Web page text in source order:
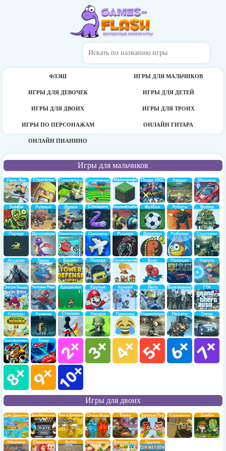
ФЛЭШ ИГРЫ ДЛЯ МАЛЬЧИКОВ
ИГРЫ ДЛЯ ДЕВОЧЕК ИГРЫ ДЛЯ ДЕТЕЙ
ИГРЫ ДЛЯ ДВОИХ ИГРЫ ДЛЯ ТРОИХ
ИГРЫ ПО ПЕРСОНАЖАМ ОНЛАЙН ГИТАРА
ОНЛАЙН ПИАНИНО
Игры для мальчиков
Игры для двоих